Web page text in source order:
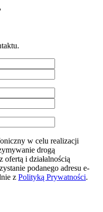
w celu realizacji
drogą
i działalnością
podanego adresu e-
z Polityką Prywatności.